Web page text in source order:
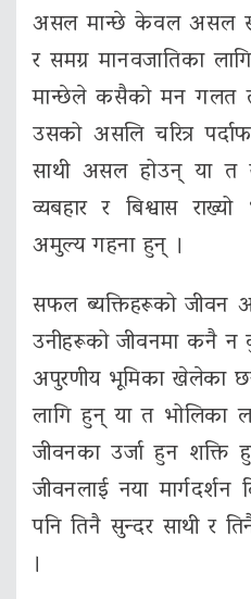
असल मान्छे केवल असल
र समग्र मानवजातिका
मान्छेले कसैको मन गलत
उसको असलि चरित्र
साथी असल होउन् या
व्यबहार र बिश्वास
अमुल्य गहना हुन् ।
सफल ब्यक्तिहरूको जीवन
उनीहरूको जीवनमा कनै
अपुरणीय भूमिका खेलेका
लागि हुन् या त भोलिका
जीवनका उर्जा हुन शक्ति
जीवनलाई नया
पनि तिनै सुन्दर साथी र
।